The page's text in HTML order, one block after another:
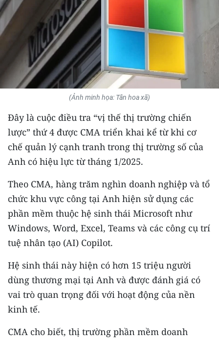
Y TẾ
KHOA HỌC - CÔNG NGHỆ
MÔI TRƯỜNG
BẠN ĐỌC
TRI THỨC CHUYÊN SÂU
54 DÂN TỘC VIỆT NAM
CHƯƠNG TRÌNH OCOP - MỖI XÃ
MỘT SẢN PHẨM
RADIO
MEDIA CENTER
E-Magazine
Video
Media Chính trị
Media Kinh tế
(Ảnh minh họa: Tân hoa xã)
Đây là cuộc điều tra “vị thế thị trường chiến
lược” thứ 4 được CMA triển khai kể từ khi cơ
chế quản lý cạnh tranh trong thị trường số của
Anh có hiệu lực từ tháng 1/2025.
Theo CMA, hàng trăm nghìn doanh nghiệp và tổ
chức khu vực công tại Anh hiện sử dụng các
phần mềm thuộc hệ sinh thái Microsoft như
Windows, Word, Excel, Teams và các công cụ trí
tuệ nhân tạo (AI) Copilot.
Hệ sinh thái này hiện có hơn 15 triệu người
dùng thương mại tại Anh và được đánh giá có
vai trò quan trọng đối với hoạt động của nền
kinh tế.
CMA cho biết, thị trường phần mềm doanh